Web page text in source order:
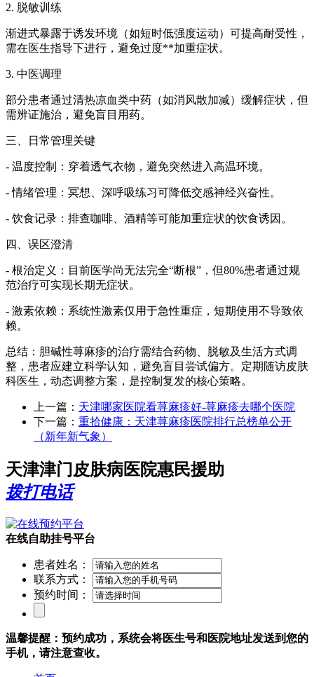
2. 脱敏训练
渐进式暴露于诱发环境（如短时低强度运动）可提高耐受性，
需在医生指导下进行，避免过度**加重症状。
3. 中医调理
部分患者通过清热凉血类中药（如消风散加减）缓解症状，但
需辨证施治，避免盲目用药。
三、日常管理关键
- 温度控制：穿着透气衣物，避免突然进入高温环境。
- 情绪管理：冥想、深呼吸练习可降低交感神经兴奋性。
- 饮食记录：排查咖啡、酒精等可能加重症状的饮食诱因。
四、误区澄清
- 根治定义：目前医学尚无法完全“断根”，但80%患者通过规
范治疗可实现长期无症状。
- 激素依赖：系统性激素仅用于急性重症，短期使用不导致依
赖。
总结：胆碱性荨麻疹的治疗需结合药物、脱敏及生活方式调
整，患者应建立科学认知，避免盲目尝试偏方。定期随访皮肤
科医生，动态调整方案，是控制复发的核心策略。
上一篇： 天津哪家医院看荨麻疹好-荨麻疹去哪个医院
下一篇： 重拾健康：天津荨麻疹医院排行总榜单公开
（新年新气象）
天津津门皮肤病医院惠民援助
拨打电话
在线自助挂号平台
患者姓名：
联系方式：
预约时间：
温馨提醒：预约成功，系统会将医生号和医院地址发送到您的
手机，请注意查收。